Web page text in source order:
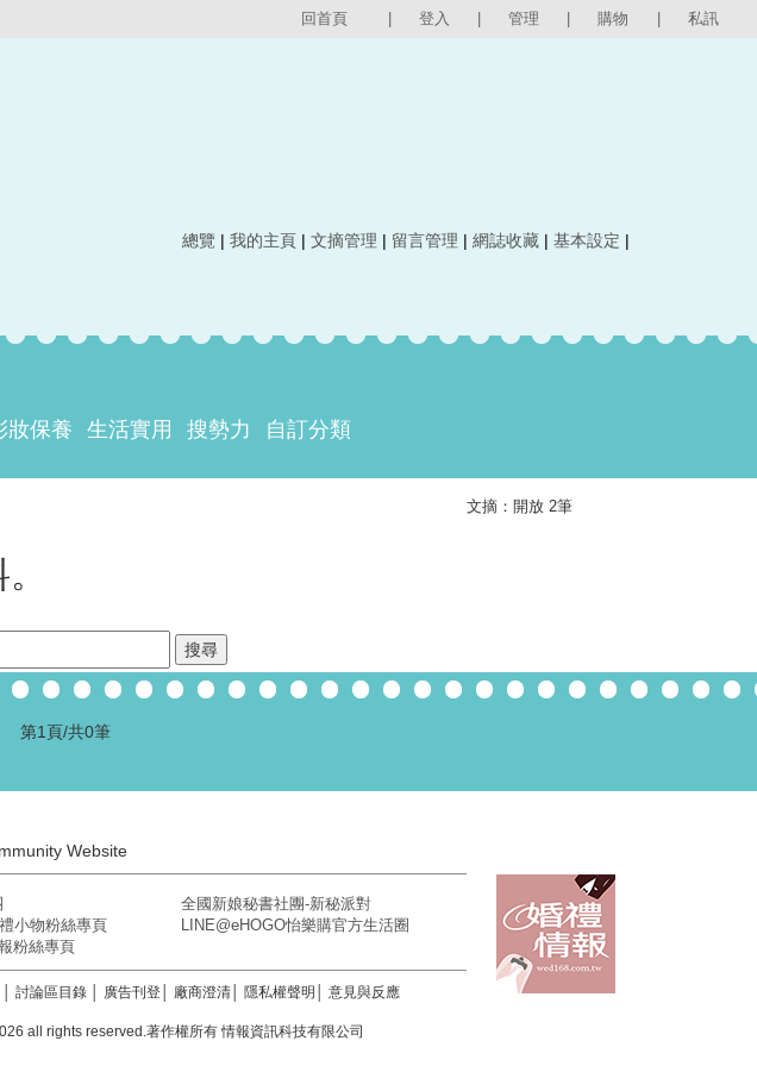
回首頁 登入 管理 購物 私訊
總覽 | 我的主頁 | 文摘管理 | 留言管理 | 網誌收藏 | 基本設定 |
妝保養 生活實用 搜勢力 自訂分類
文摘：開放 2筆
第1頁/共0筆
Website
全國新娘秘書社團-新秘派對
小物粉絲專頁
LINE@eHOGO怡樂購官方生活圈
粉絲專頁
│討論區目錄 廣告刊登 廠商澄清 隱私權聲明 │意見與反應
all rights reserved.著作權所有 情報資訊科技有限公司